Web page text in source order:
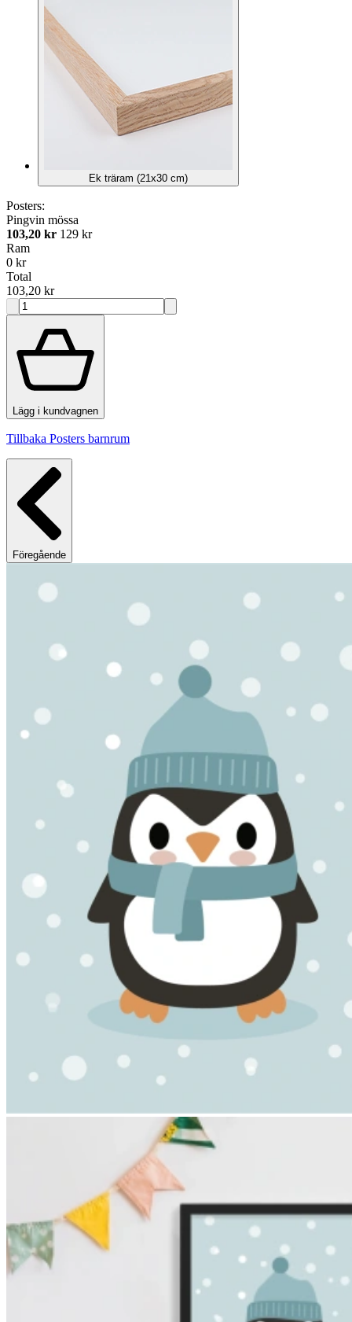
Ek träram (21x30 cm)
Posters:
Pingvin mössa
103,20 kr 129 kr
Ram
0 kr
Total
103,20 kr
Lägg i kundvagnen
Tillbaka Posters barnrum
Föregående